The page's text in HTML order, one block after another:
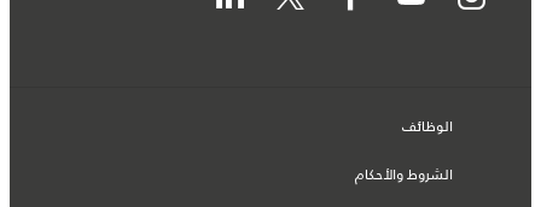
الوظائف
الشروط والأحكام